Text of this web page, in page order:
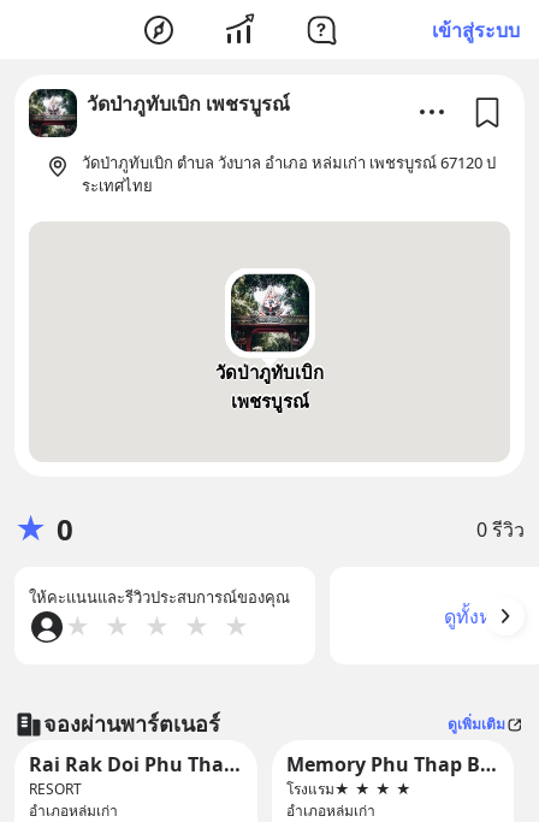
เข้าสู่ระบบ
วัดป่าภูทับเบิก เพชรบูรณ์
วัดป่าภูทับเบิก ตำบล วังบาล อำเภอ หล่มเก่า เพชรบูรณ์ 67120 ป
ระเทศไทย
วัดป่าภูทับเบิก
เพชรบูรณ์
★ 0 0 รีวิว
ให้คะแนนและรีวิวประสบการณ์ของคุณ
★ ★ ★ ★ ★ ดูทั้งหมด
จองผ่านพาร์ตเนอร์ ดูเพิ่มเติม
Rai Rak Doi Phu Thap Buek
RESORT
อำเภอหล่มเก่า
Memory Phu Thap Boek
โรงแรม★ ★ ★ ★
อำเภอหล่มเก่า